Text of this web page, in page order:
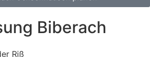
Biberach
Riß